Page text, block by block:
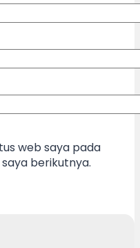
web saya pada
berikutnya.